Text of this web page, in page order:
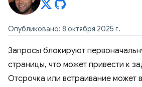
Опубликовано: 8 октября 2025 г.
Запросы блокируют
страницы, что может привести к
Отсрочка или встраивание может